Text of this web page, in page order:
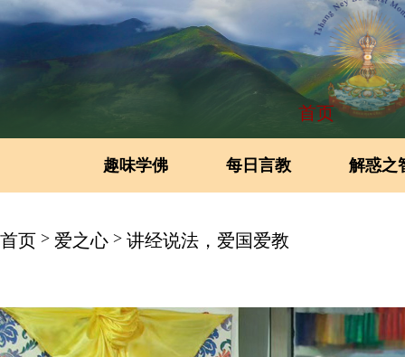
首页
趣味学佛 每日言教 解惑之
首页 > 爱之心 > 讲经说法，爱国爱教